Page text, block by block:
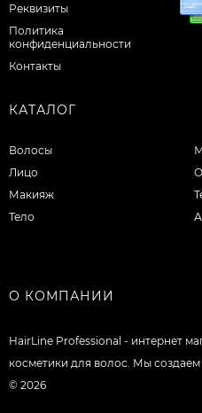
Реквизиты
Политика
конфиденциальности
Контакты
КАТАЛОГ
Волосы
Лицо
Макияж
Тело
О КОМПАНИИ
HairLine Professional - интернет
косметики для волос. Мы
© 2026